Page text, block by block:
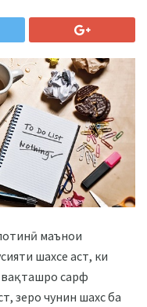
маънои
шахсе аст, ки
вақташро сарф
зеро чунин шахс ба